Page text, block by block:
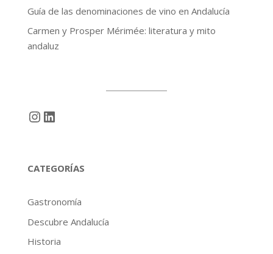
Guía de las denominaciones de vino en Andalucía
Carmen y Prosper Mérimée: literatura y mito
andaluz
Instagram
LinkedIn
CATEGORÍAS
Gastronomía
Descubre Andalucía
Historia